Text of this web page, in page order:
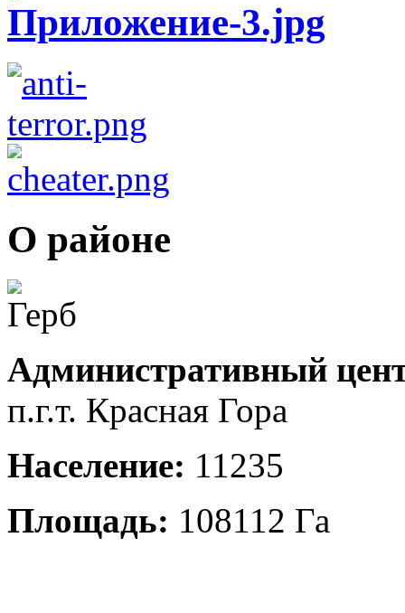
О районе
Административный
п.г.т. Красная Гора
Население: 11235
Площадь: 108112 Га